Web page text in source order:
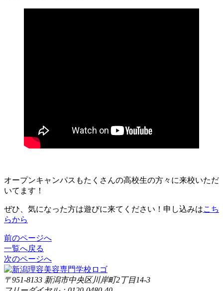
オープンキャンパスもたくさんの高校生の方々に来校いただ
いてます！
ぜひ、気になった方は遊びに来てください！申し込みはこち
らから
前のページへ
一覧へ戻る
次のページへ
〒951-8133 新潟市中央区川岸町2丁目14-3